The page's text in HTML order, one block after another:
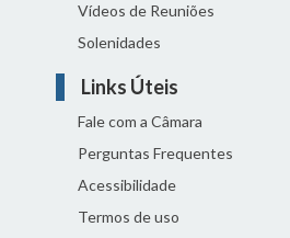
Vídeos de Reuniões
Solenidades
Links Úteis
Fale com a Câmara
Perguntas Frequentes
Acessibilidade
Termos de uso